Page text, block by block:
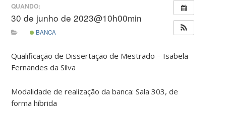
QUANDO:
30 de junho de 2023@10h00min
BANCA
Qualificação de Dissertação de Mestrado – Isabela
Fernandes da Silva
Modalidade de realização da banca: Sala 303, de
forma híbrida